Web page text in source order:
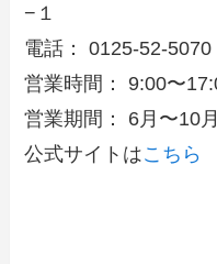
−１
電話： 0125-52-5070
営業時間： 9:00〜
営業期間： 6月〜10月
公式サイトはこちら